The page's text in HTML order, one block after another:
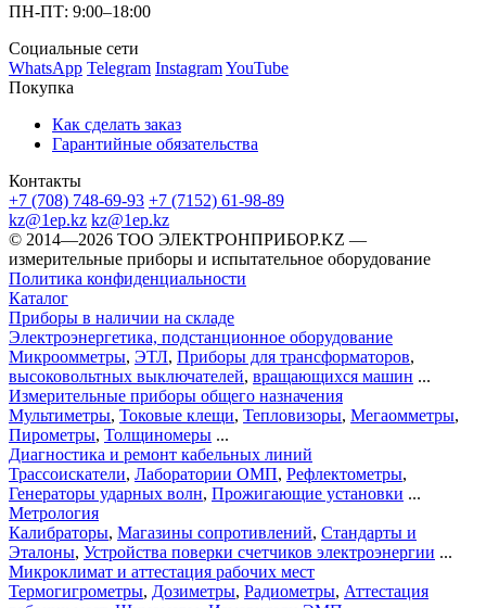
ПН-ПТ: 9:00–18:00
Социальные сети
WhatsApp Telegram InstagramYouTube
Покупка
Как сделать заказ
Гарантийные обязательства
Контакты
+7 (708) 748-69-93 +7 (7152) 61-98-89
kz@1ep.kz kz@1ep.kz
©️ 2014—2026 ТОО ЭЛЕКТРОНПРИБОР.KZ —
измерительные приборы и испытательное оборудование
Политика конфиденциальности
Каталог
Приборы в наличии на складе
Электроэнергетика, подстанционное оборудование
Микроомметры, ЭТЛ, Приборы для трансформаторов,
высоковольтных выключателей, вращающихся машин ...
Измерительные приборы общего назначения
Мультиметры, Токовые клещи, Тепловизоры, Мегаомметры,
Пирометры, Толщиномеры ...
Диагностика и ремонт кабельных линий
Трассоискатели, Лаборатории ОМП, Рефлектометры,
Генераторы ударных волн, Прожигающие установки ...
Метрология
Калибраторы, Магазины сопротивлений, Стандарты и
Эталоны, Устройства поверки счетчиков электроэнергии ...
Микроклимат и аттестация рабочих мест
Термогигрометры, Дозиметры, Радиометры, Аттестация